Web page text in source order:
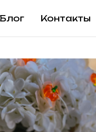
Блог Контакты